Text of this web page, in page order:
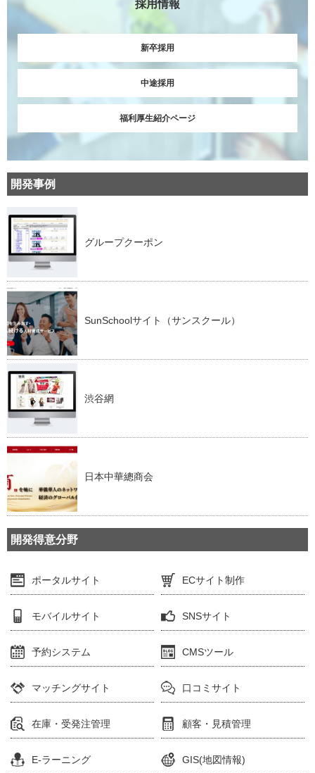
採用情報
新卒採用
中途採用
福利厚生紹介ページ
開発事例
グループクーポン
SunSchoolサイト（サンスクール）
渋谷網
日本中華總商会
開発得意分野
ポータルサイト ECサイト制作
モバイルサイト SNSサイト
予約システム CMSツール
マッチングサイト 口コミサイト
在庫・受発注管理 顧客・見積管理
E-ラーニング GIS(地図情報)